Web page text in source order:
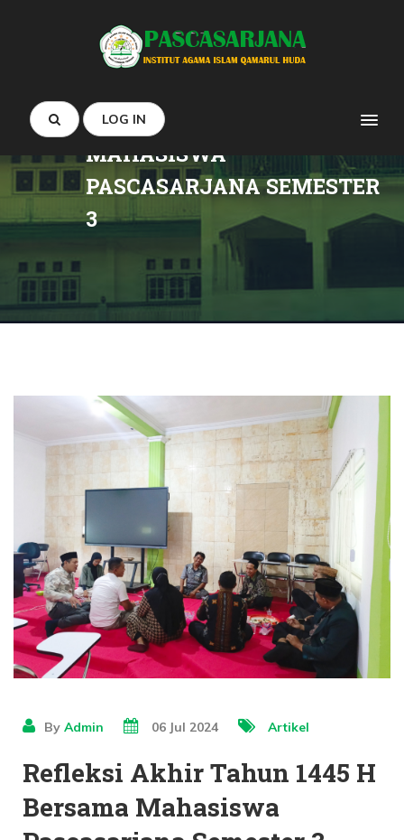
LOG IN
TAHUN 1445 H BERSAMA
MAHASISWA
PASCASARJANA SEMESTER
3
By Admin 06 Jul 2024 Artikel
Refleksi Akhir Tahun 1445 H
Bersama Mahasiswa